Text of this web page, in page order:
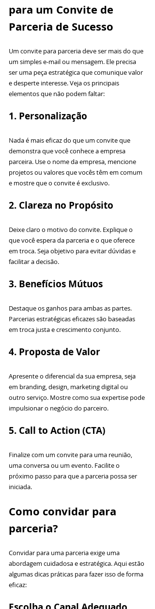
para um Convite de
Parceria de Sucesso
Um convite para parceria deve ser mais do que
um simples e-mail ou mensagem. Ele precisa
ser uma peça estratégica que comunique valor
e desperte interesse. Veja os principais
elementos que não podem faltar:
1. Personalização
Nada é mais eficaz do que um convite que
demonstra que você conhece a empresa
parceira. Use o nome da empresa, mencione
projetos ou valores que vocês têm em comum
e mostre que o convite é exclusivo.
2. Clareza no Propósito
Deixe claro o motivo do convite. Explique o
que você espera da parceria e o que oferece
em troca. Seja objetivo para evitar dúvidas e
facilitar a decisão.
3. Benefícios Mútuos
Destaque os ganhos para ambas as partes.
Parcerias estratégicas eficazes são baseadas
em troca justa e crescimento conjunto.
4. Proposta de Valor
Apresente o diferencial da sua empresa, seja
em branding, design, marketing digital ou
outro serviço. Mostre como sua expertise pode
impulsionar o negócio do parceiro.
5. Call to Action (CTA)
Finalize com um convite para uma reunião,
uma conversa ou um evento. Facilite o
próximo passo para que a parceria possa ser
iniciada.
Como convidar para
parceria?
Convidar para uma parceria exige uma
abordagem cuidadosa e estratégica. Aqui estão
algumas dicas práticas para fazer isso de forma
eficaz: